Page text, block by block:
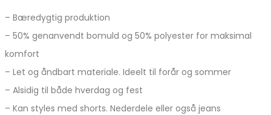
– Bæredygtig produktion
– 50% genanvendt bomuld og 50% polyester for maksimal
komfort
– Let og åndbart materiale. Ideelt til forår og sommer
– Alsidig til både hverdag og fest
– Kan styles med shorts. Nederdele eller også jeans